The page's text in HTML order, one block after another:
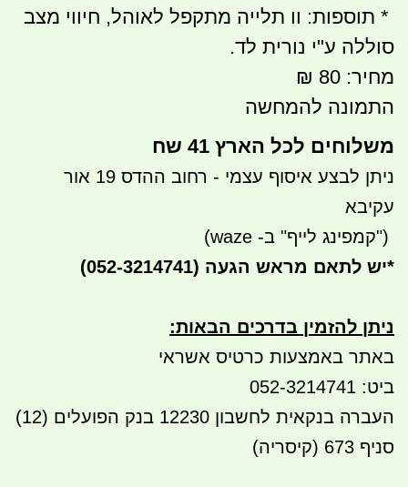
* תוספות: וו תלייה מתקפל לאוהל, חיווי מצב
סוללה ע"י נורית לד.
מחיר: 80 ₪
התמונה להמחשה
משלוחים לכל הארץ 41 שח
ניתן לבצע איסוף עצמי - רחוב ההדס 19 אור
עקיבא
")קמפינג לייף" ב- waze)
*יש לתאם מראש הגעה (052-3214741)
ניתן להזמין בדרכים הבאות:
באתר באמצעות כרטיס אשראי
ביט: 052-3214741
העברה בנקאית לחשבון 12230 בנק הפועלים (12)
סניף 673 (קיסריה)